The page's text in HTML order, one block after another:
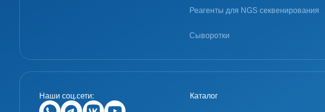
Реагенты для NGS секвенирования
Сыворотки
Наши соц.сети: Каталог